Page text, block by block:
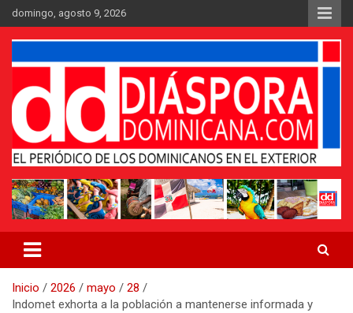
Saltar
al
contenido
domingo, agosto 9, 2026
Periódico Diáspora Dominicana
Inicio 2026 mayo
28
Indomet exhorta a la población a mantenerse informada y